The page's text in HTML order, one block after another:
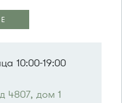
10:00-19:00
4807, дом 1